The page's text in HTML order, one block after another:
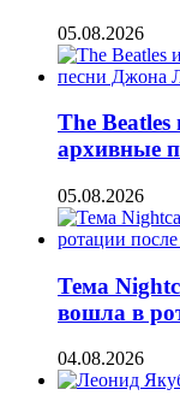
05.08.2026
The
архивные
05.08.2026
Тема
вошла в
04.08.2026